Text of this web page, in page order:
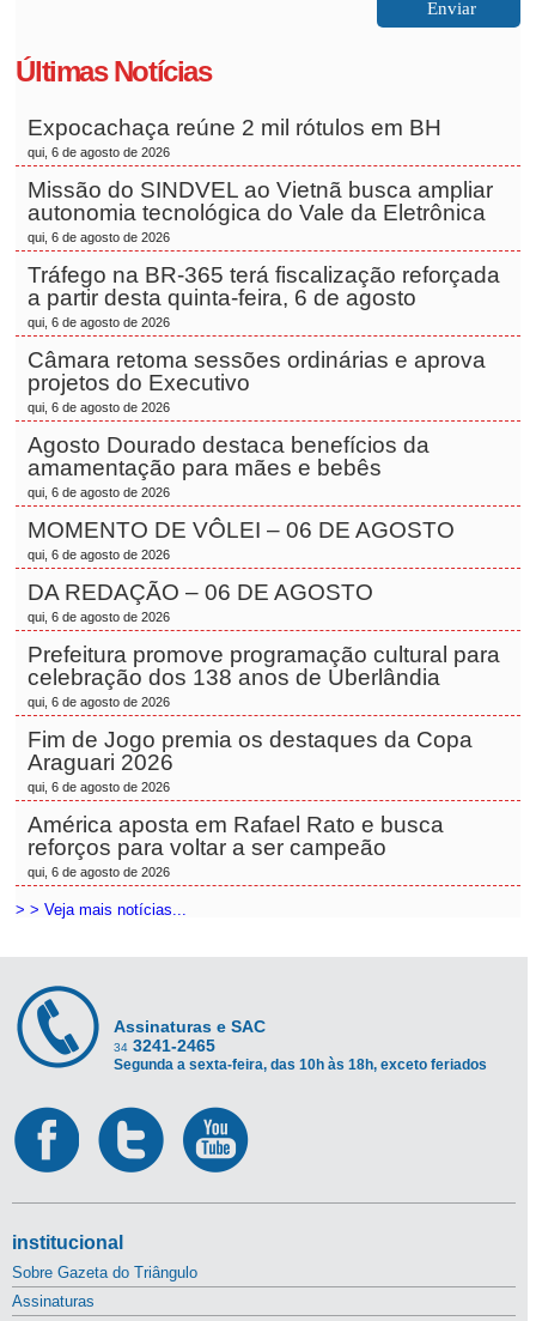
Últimas Notícias
Expocachaça reúne 2 mil rótulos em BH
qui, 6 de agosto de 2026
Missão do SINDVEL ao Vietnã busca ampliar
autonomia tecnológica do Vale da Eletrônica
qui, 6 de agosto de 2026
Tráfego na BR-365 terá fiscalização reforçada
a partir desta quinta-feira, 6 de agosto
qui, 6 de agosto de 2026
Câmara retoma sessões ordinárias e aprova
projetos do Executivo
qui, 6 de agosto de 2026
Agosto Dourado destaca benefícios da
amamentação para mães e bebês
qui, 6 de agosto de 2026
MOMENTO DE VÔLEI – 06 DE AGOSTO
qui, 6 de agosto de 2026
DA REDAÇÃO – 06 DE AGOSTO
qui, 6 de agosto de 2026
Prefeitura promove programação cultural para
celebração dos 138 anos de Uberlândia
qui, 6 de agosto de 2026
Fim de Jogo premia os destaques da Copa
Araguari 2026
qui, 6 de agosto de 2026
América aposta em Rafael Rato e busca
reforços para voltar a ser campeão
qui, 6 de agosto de 2026
> > Veja mais notícias...
Assinaturas e SAC
34 3241-2465
Segunda a sexta-feira, das 10h às 18h, exceto feriados
institucional
Sobre Gazeta do Triângulo
Assinaturas